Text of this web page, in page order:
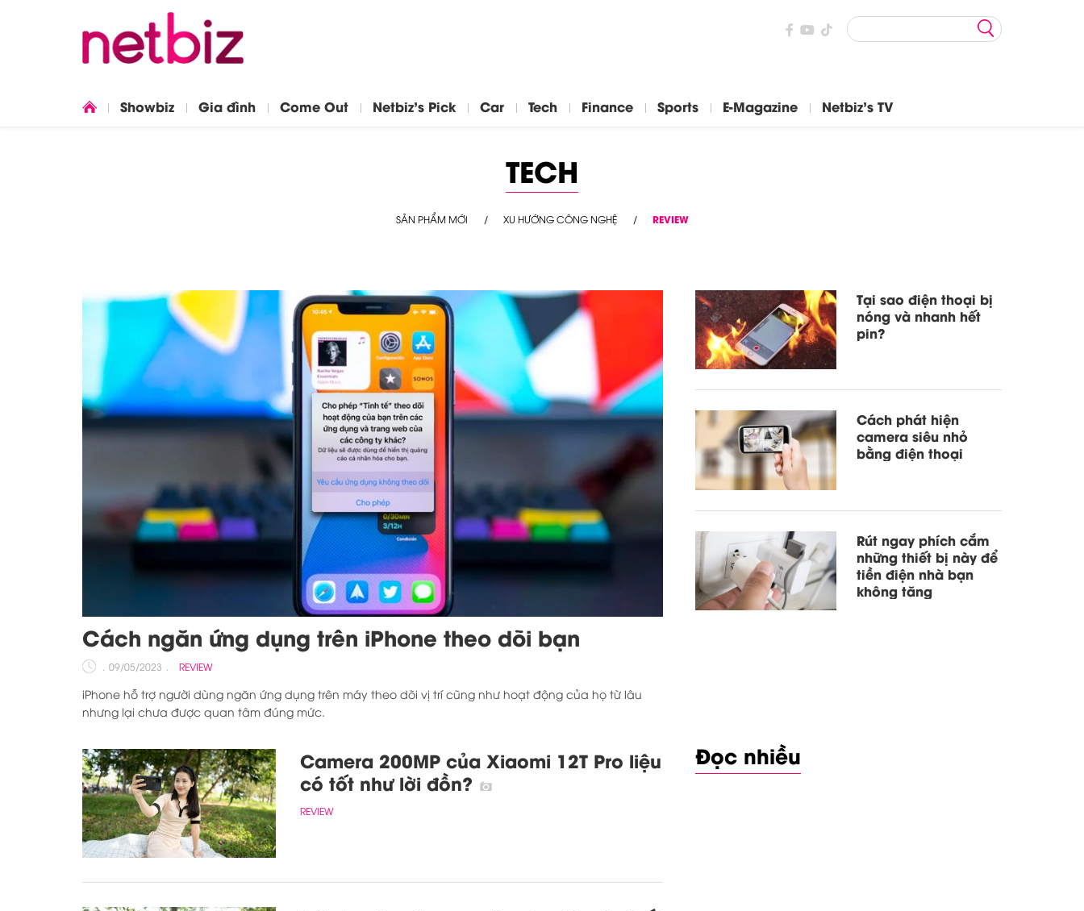
Showbiz Gia đình Come Out Netbiz's Pick Car Tech Finance Sports E-Magazine Netbiz's TV
TECH
SẢN PHẨM MỚI XU HƯỚNG CÔNG NGHỆ REVIEW
Cách ngăn ứng dụng trên iPhone theo dõi bạn
09/05/2023 REVIEW
iPhone hỗ trợ người dùng ngăn ứng dụng trên máy theo dõi vị trí cũng như hoạt động của họ từ lâu
nhưng lại chưa được quan tâm đúng mức.
Tại sao điện thoại bị
nóng và nhanh hết
pin?
Cách phát hiện
camera siêu nhỏ
bằng điện thoại
Rút ngay phích cắm
những thiết bị này để
tiền điện nhà bạn
không tăng
Camera 200MP của Xiaomi 12T Pro liệu
có tốt như lời đồn?
REVIEW
Đọc nhiều